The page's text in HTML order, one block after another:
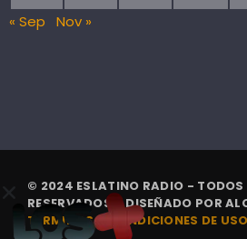
« Sep
Nov »
© 2024 ESLATINO RADIO - TODOS
RESERVADOS. | DISEÑADO POR
TÉRMINOS Y CONDICIONES DE USO